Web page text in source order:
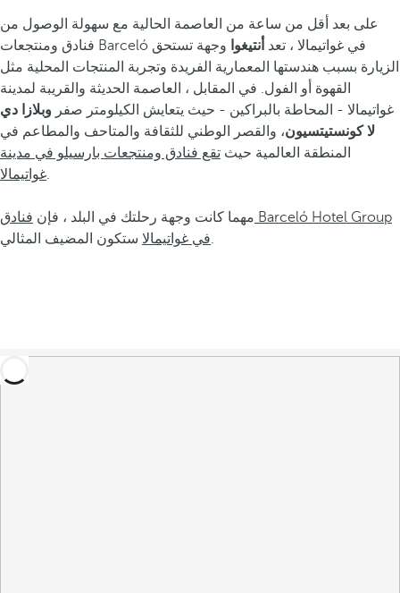
على بعد أقل من ساعة من العاصمة الحالية مع سهولة الوصول من
فنادق ومنتجعات Barceló في غواتيمالا ، تعد أنتيغوا وجهة تستحق
الزيارة بسبب هندستها المعمارية الفريدة وتجربة المنتجات المحلية مثل
القهوة أو الفول. في المقابل ، العاصمة الحديثة والقريبة لمدينة
غواتيمالا - المحاطة بالبراكين - حيث يتعايش الكيلومتر صفر وبلازا دي
لا كونستيتسيون، والقصر الوطني للثقافة والمتاحف والمطاعم في
المنطقة العالمية حيث تقع فنادق ومنتجعات بارسيلو في مدينة
غواتيمالا.
مهما كانت وجهة رحلتك في البلد ، فإن فنادق Barceló Hotel Group
في غواتيمالاستكون المضيف المثالي.